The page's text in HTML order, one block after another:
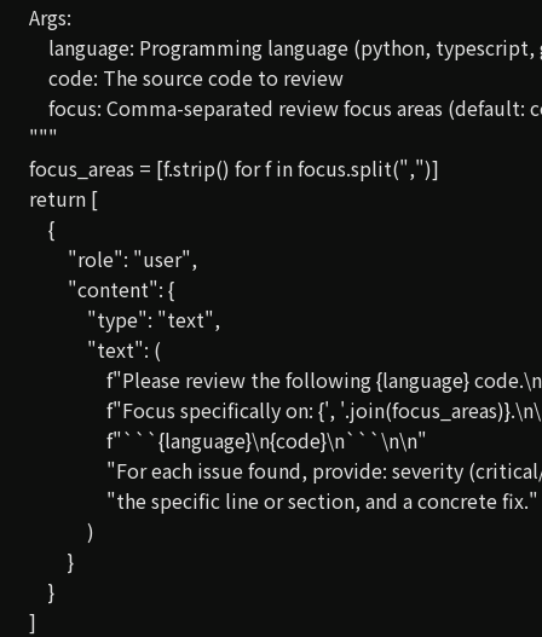
    Args:
language: Programming language (python, typescript,
        code: The source code to review
focus: Comma-separated review focus areas
    """
    focus_areas = [f.strip() for f in focus.split(",")]
    return [
        {
            "role": "user",
            "content": {
                "type": "text",
                "text": (
f"Please review the following {language}
f"Focus specifically on: {',
                    f"```{language}\n{code}\n```\n\n"
"For each issue found, provide: severity
                    "the specific line or section, and a concrete fix."
                )
            }
        }
    ]